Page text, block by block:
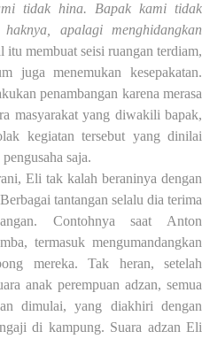
tidak hina.
Bapak kami tidak
apalagi menghidangkan
itu membuat seisi ruangan terdiam,
juga menemukan kesepakatan.
penambangan karena merasa
masyarakat yang diwakili bapak,
kegiatan tersebut yang dinilai
saja.
Eli tak kalah beraninya dengan
tantangan selalu dia terima
Contohnya saat Anton
termasuk mengumandangkan
mereka. Tak heran, setelah
anak perempuan adzan, semua
dimulai, yang diakhiri dengan
di kampung. Suara adzan Eli